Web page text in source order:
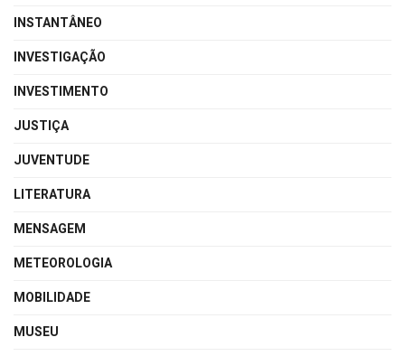
INSTANTÂNEO
INVESTIGAÇÃO
INVESTIMENTO
JUSTIÇA
JUVENTUDE
LITERATURA
MENSAGEM
METEOROLOGIA
MOBILIDADE
MUSEU